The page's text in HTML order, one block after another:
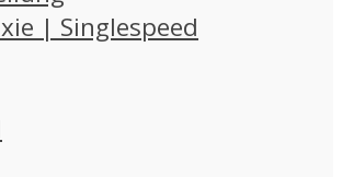
| Singlespeed